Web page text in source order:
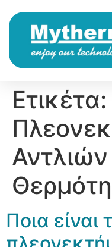
Ετικέτα:
Αντλιών
Ποια είναι